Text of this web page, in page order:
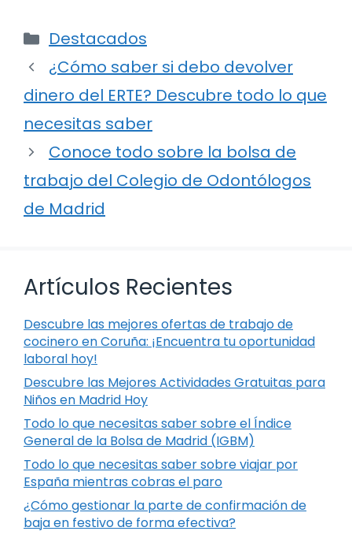
Categorías
Destacados
¿Cómo saber si debo devolver
dinero del ERTE? Descubre todo lo que
necesitas saber
Conoce todo sobre la bolsa de
trabajo del Colegio de Odontólogos
de Madrid
Artículos Recientes
Descubre las mejores ofertas de trabajo de
cocinero en Coruña: ¡Encuentra tu oportunidad
laboral hoy!
Descubre las Mejores Actividades Gratuitas para
Niños en Madrid Hoy
Todo lo que necesitas saber sobre el Índice
General de la Bolsa de Madrid (IGBM)
Todo lo que necesitas saber sobre viajar por
España mientras cobras el paro
¿Cómo gestionar la parte de confirmación de
baja en festivo de forma efectiva?